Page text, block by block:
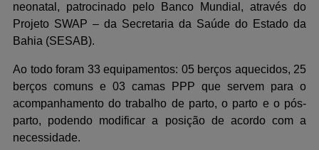
neonatal, patrocinado pelo Banco Mundial, através do
Projeto SWAP – da Secretaria da Saúde do Estado da
Bahia (SESAB).
Ao todo foram 33 equipamentos: 05 berços aquecidos, 25
berços comuns e 03 camas PPP que servem para o
acompanhamento do trabalho de parto, o parto e o pós-
parto, podendo modificar a posição de acordo com a
necessidade.